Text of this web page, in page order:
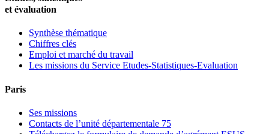
et évaluation
Synthèse thématique
Chiffres clés
Emploi et marché du travail
Les missions du Service Etudes-Statistiques-Evaluation
Paris
Ses missions
Contacts de l’unité départementale 75